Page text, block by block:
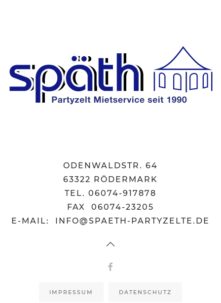
ODENWALDSTR. 64
63322 RÖDERMARK
TEL. 06074-917878
FAX 06074-23205
E-MAIL:
INFO@SPAETH-PARTYZELTE.DE
IMPRESSUM DATENSCHUTZ